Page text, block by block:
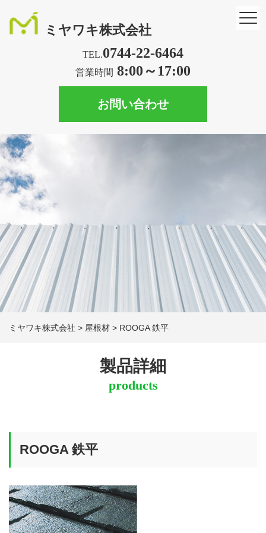
ミヤワキ株式会社
TEL.0744-22-6464
営業時間 8:00～17:00
お問い合わせ
ミヤワキ株式会社 > 屋根材 > ROOGA 鉄平
製品詳細
products
ROOGA 鉄平